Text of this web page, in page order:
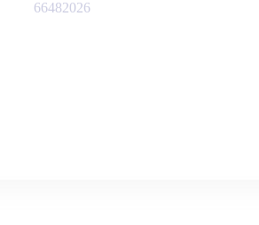
66482026